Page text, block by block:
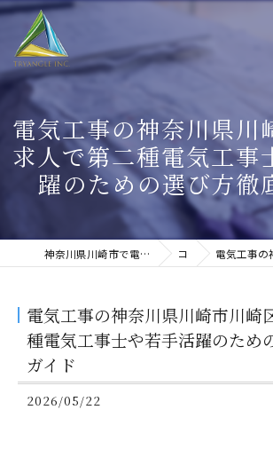
電気工事の神奈川県川
求人で第二種電気工事
躍のための選び方徹
神奈川県川崎市で電気工事の求人なら株式会社トライアングル コラム 電気工事の神奈川県川崎市川崎区
電気工事の神奈川県川崎市川崎
種電気工事士や若手活躍のため
ガイド
2026/05/22